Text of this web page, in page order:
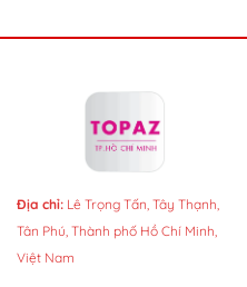
Địa chỉ: Lê Trọng Tấn, Tây Thạnh,
Tân Phú, Thành phố Hồ Chí Minh,
Việt Nam